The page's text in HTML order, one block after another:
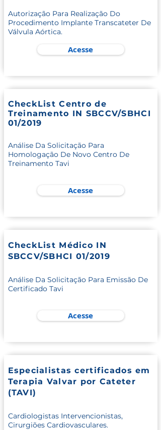
Autorização Para Realização Do
Procedimento Implante Transcateter De
Válvula Aórtica.
Acesse
CheckList Centro de
Treinamento IN SBCCV/SBHCI
01/2019
Análise Da Solicitação Para
Homologação De Novo Centro De
Treinamento Tavi
Acesse
CheckList Médico IN
SBCCV/SBHCI 01/2019
Análise Da Solicitação Para Emissão De
Certificado Tavi
Acesse
Especialistas certificados em
Terapia Valvar por Cateter
(TAVI)
Cardiologistas Intervencionistas,
Cirurgiões Cardiovasculares.